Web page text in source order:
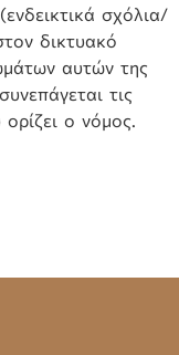
σχόλια/
δικτυακό
αυτών της
τις
ορίζει ο νόμος.